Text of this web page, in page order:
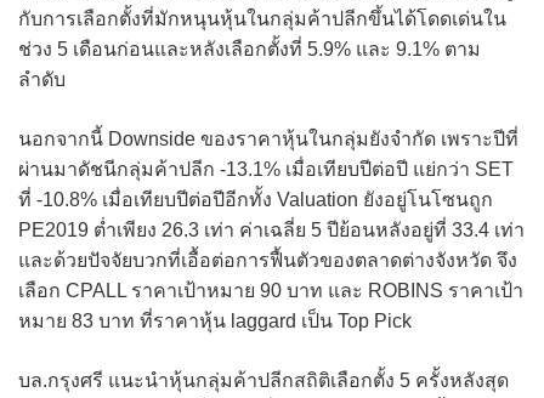
กับการเลือกตั้งที่มักหนุนหุ้นในกลุ่มค้าปลีกขึ้นได้โดดเด่นใน
ช่วง 5 เดือนก่อนและหลังเลือกตั้งที่ 5.9% และ 9.1% ตาม
ลำดับ
นอกจากนี้ Downside ของราคาหุ้นในกลุ่มยังจำกัด เพราะปีที่
ผ่านมาดัชนีกลุ่มค้าปลีก -13.1% เมื่อเทียบปีต่อปี แย่กว่า SET
ที่ -10.8% เมื่อเทียบปีต่อปีอีกทั้ง Valuation ยังอยู่โนโซนถูก
PE2019 ต่ำเพียง 26.3 เท่า ค่าเฉลี่ย 5 ปีย้อนหลังอยู่ที่ 33.4 เท่า
และด้วยปัจจัยบวกที่เอื้อต่อการฟื้นตัวของตลาดต่างจังหวัด จึง
เลือก CPALL ราคาเป้าหมาย 90 บาท และ ROBINS ราคาเป้า
หมาย 83 บาท ที่ราคาหุ้น laggard เป็น Top Pick
บล.กรุงศรี แนะนำหุ้นกลุ่มค้าปลีกสถิติเลือกตั้ง 5 ครั้งหลังสุด